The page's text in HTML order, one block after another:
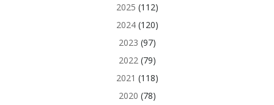
2025 (112)
2024(120)
2023 (97)
2022 (79)
2021 (118)
2020 (78)